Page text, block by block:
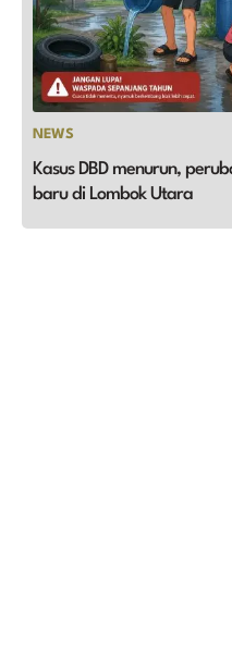
NEWS
Kasus DBD menurun,
baru di Lombok Utara